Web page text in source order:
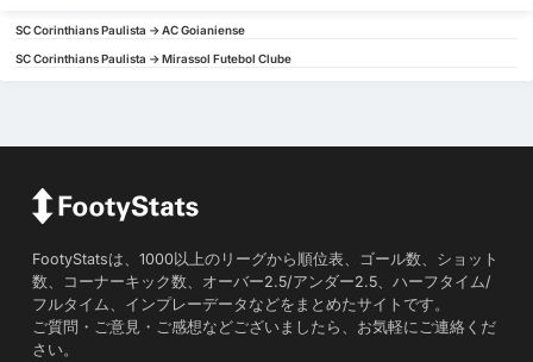
SC Corinthians Paulista -> AC Goianiense
SC Corinthians Paulista -> Mirassol Futebol Clube
FootyStatsは、1000以上のリーグから順位表、ゴール数、ショット
数、コーナーキック数、オーバー2.5/アンダー2.5、ハーフタイム/
フルタイム、インプレーデータなどをまとめたサイトです。
ご質問・ご意見・ご感想などございましたら、お気軽にご連絡くだ
さい。